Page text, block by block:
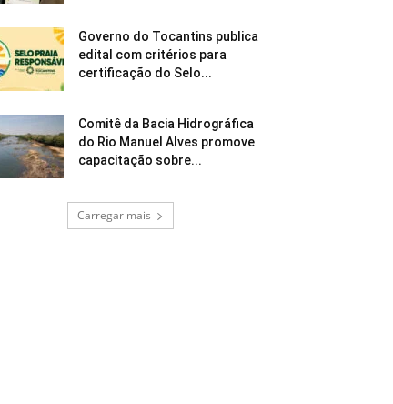
Governo do Tocantins publica
edital com critérios para
certificação do Selo...
Comitê da Bacia Hidrográfica
do Rio Manuel Alves promove
capacitação sobre...
Carregar mais